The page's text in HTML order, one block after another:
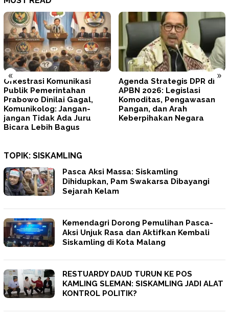
« »
Agenda Strategis DPR di
APBN 2026: Legislasi
Komoditas, Pengawasan
Pangan, dan Arah
Keberpihakan Negara
Tegas! Prabowo Minta
TNI–Polri Memperbaiki Diri
dan Mengunci
Profesionalisme
TOPIK: SISKAMLING
Pasca Aksi Massa: Siskamling
Dihidupkan, Pam Swakarsa Dibayangi
Sejarah Kelam
Kemendagri Dorong Pemulihan Pasca-
Aksi Unjuk Rasa dan Aktifkan Kembali
Siskamling di Kota Malang
RESTUARDY DAUD TURUN KE POS
KAMLING SLEMAN: SISKAMLING JADI ALAT
KONTROL POLITIK?